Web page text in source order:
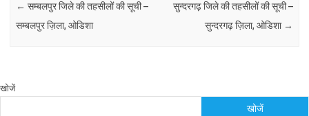
← सम्बलपुर जिले की तहसीलों की सूची –
सम्बलपुर ज़िला, ओडिशा
सुन्दरगढ़ जिले की तहसीलों की सूची –
सुन्दरगढ़ ज़िला, ओडिशा →
खोजें
खोजें